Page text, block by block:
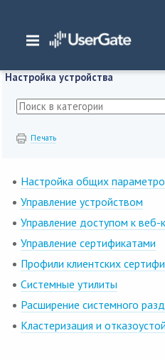
Главная/ Документация/WAF/
Настройка устройства
Печать
Настройка общих
Управление устройством
Управление доступом к веб-
Управление сертификатами
Профили клиентских
Системные утилиты
Расширение системного
Кластеризация и